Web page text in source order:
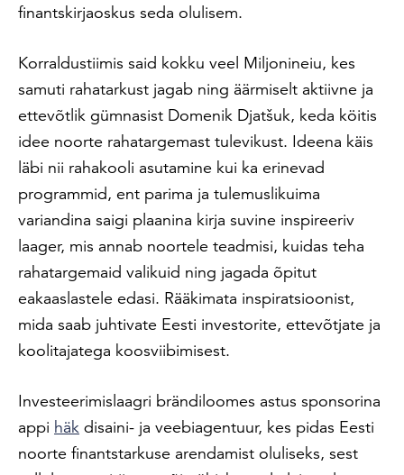
finantskirjaoskus seda olulisem.
Korraldustiimis said kokku veel Miljonineiu, kes
samuti rahatarkust jagab ning äärmiselt aktiivne ja
ettevõtlik gümnasist Domenik Djatšuk, keda köitis
idee noorte rahatargemast tulevikust. Ideena käis
läbi nii rahakooli asutamine kui ka erinevad
programmid, ent parima ja tulemuslikuima
variandina saigi plaanina kirja suvine inspireeriv
laager, mis annab noortele teadmisi, kuidas teha
rahatargemaid valikuid ning jagada õpitut
eakaaslastele edasi. Rääkimata inspiratsioonist,
mida saab juhtivate Eesti investorite, ettevõtjate ja
koolitajatega koosviibimisest.
Investeerimislaagri brändiloomes astus sponsorina
appi häk disaini- ja veebiagentuur, kes pidas Eesti
noorte finantstarkuse arendamist oluliseks, sest